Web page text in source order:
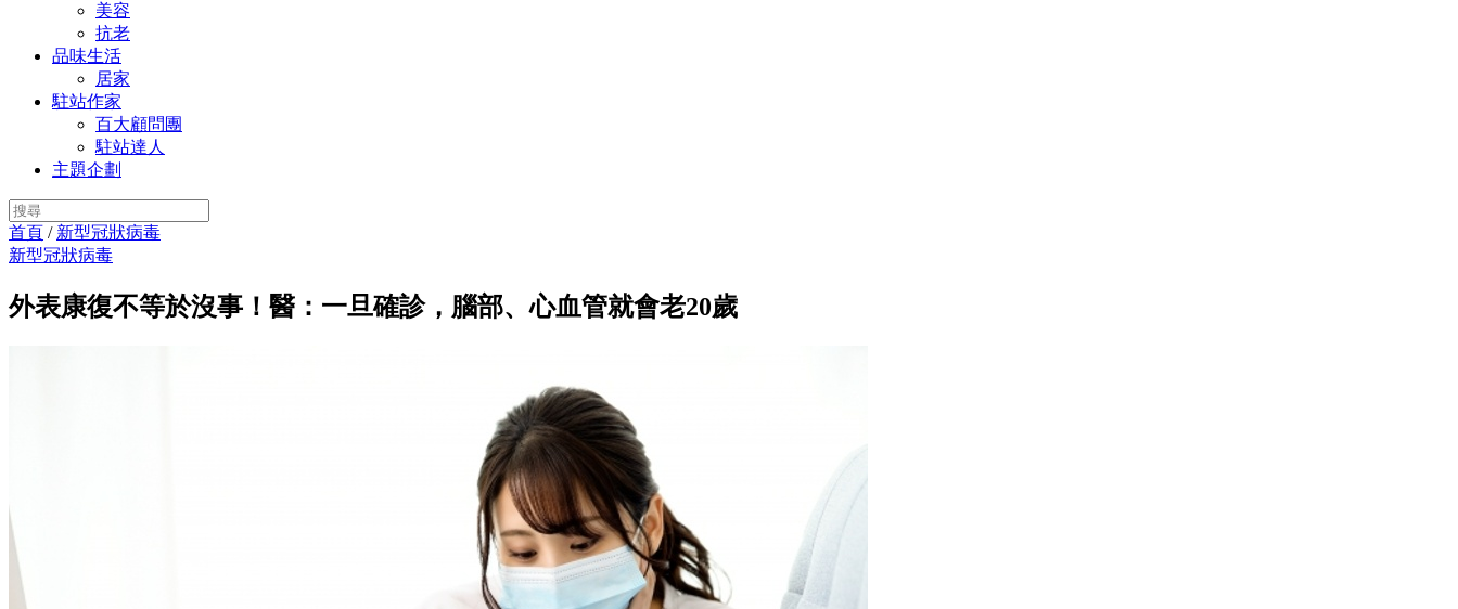
美容
抗老
品味生活
居家
駐站作家
百大顧問團
駐站達人
主題企劃
首頁 / 新型冠狀病毒
新型冠狀病毒
外表康復不等於沒事！醫：一旦確診，腦部、心血管就會老20歲